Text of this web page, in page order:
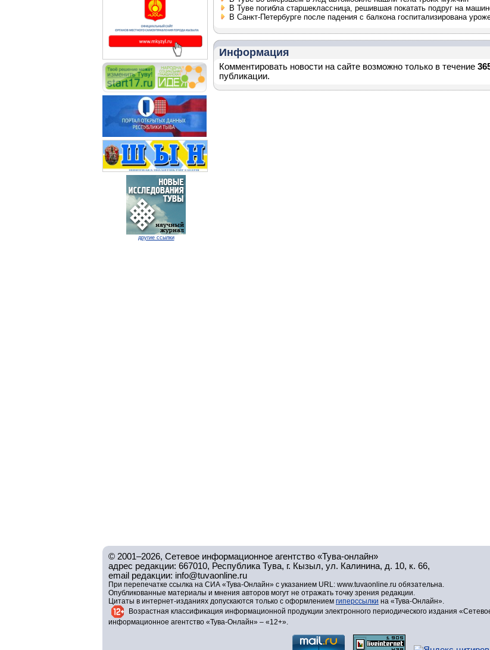
другие ссылки
В Туве погибла старшеклассница, решившая покатать подруг на
В Санкт-Петербурге после падения с балкона госпитализирована
Информация
Комментировать новости на сайте возможно только в течение
публикации.
© 2001–2026, Сетевое информационное агентство «Тува-онлайн»
адрес редакции: 667010, Республика Тува, г. Кызыл, ул. Калинина, д. 10, к. 66,
email редакции: info@tuvaonline.ru
При перепечатке ссылка на СИА «Тува-Онлайн» с указанием URL: www.tuvaonline.ru обязательна.
Опубликованные материалы и мнения авторов могут не отражать точку зрения редакции.
Цитаты в интернет-изданиях допускаются только с оформлением гиперссылки на «Тува-Онлайн».
Возрастная классификация информационной продукции электронного периодического издания
информационное агентство «Тува-Онлайн» – «12+».